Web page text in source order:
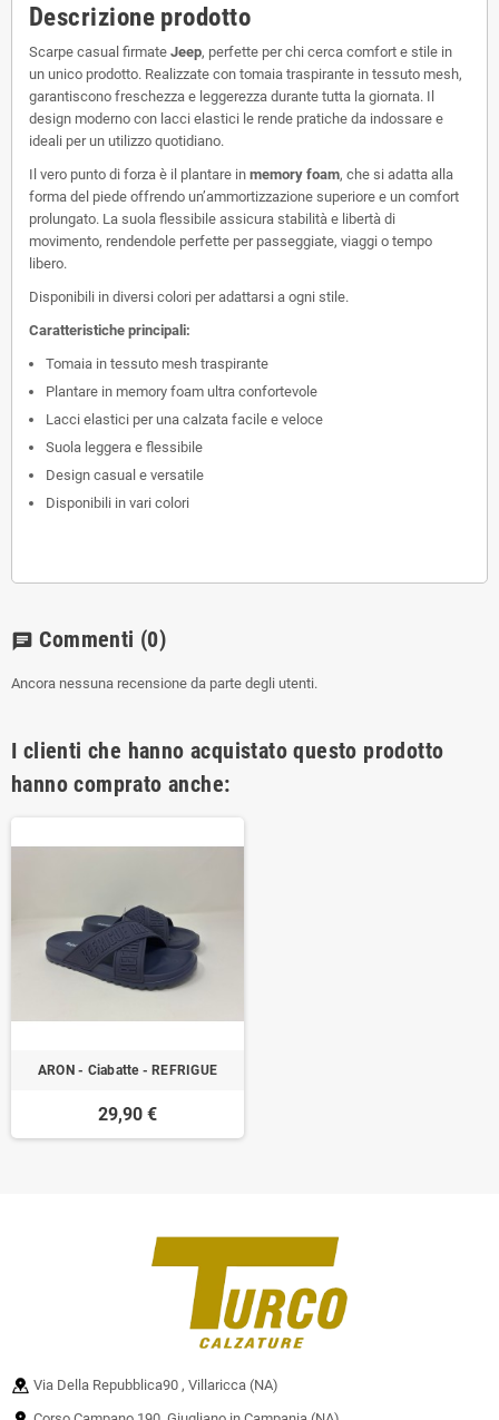
Descrizione prodotto
Scarpe casual firmate Jeep, perfette per chi cerca comfort e stile in
un unico prodotto. Realizzate con tomaia traspirante in tessuto mesh,
garantiscono freschezza e leggerezza durante tutta la giornata. Il
design moderno con lacci elastici le rende pratiche da indossare e
ideali per un utilizzo quotidiano.
Il vero punto di forza è il plantare in memory foam, che si adatta alla
forma del piede offrendo un’ammortizzazione superiore e un comfort
prolungato. La suola flessibile assicura stabilità e libertà di
movimento, rendendole perfette per passeggiate, viaggi o tempo
libero.
Disponibili in diversi colori per adattarsi a ogni stile.
Caratteristiche principali:
Tomaia in tessuto mesh traspirante
Plantare in memory foam ultra confortevole
Lacci elastici per una calzata facile e veloce
Suola leggera e flessibile
Design casual e versatile
Disponibili in vari colori
chat Commenti (0)
Ancora nessuna recensione da parte degli utenti.
I clienti che hanno acquistato questo prodotto
hanno comprato anche:
ARON - Ciabatte - REFRIGUE
29,90 €
Via Della Repubblica90 , Villaricca (NA)